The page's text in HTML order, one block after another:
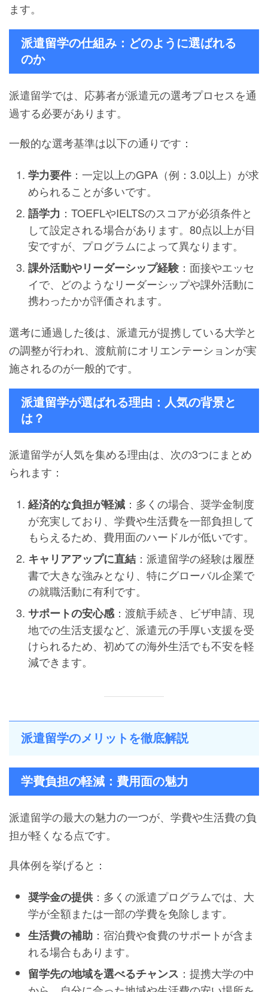
ます。
派遣留学の仕組み：どのように選ばれる
のか
派遣留学では、応募者が派遣元の選考プロセスを通
過する必要があります。
一般的な選考基準は以下の通りです：
学力要件：一定以上のGPA（例：3.0以上）が求
められることが多いです。
語学力 ：TOEFLやIELTSのスコアが必須条件と
して設定される場合があります。80点以上が目
安ですが、プログラムによって異なります。
課外活動やリーダーシップ経験 ：面接やエッセ
イで、どのようなリーダーシップや課外活動に
携わったかが評価されます。
選考に通過した後は、派遣元が提携している大学と
の調整が行われ、渡航前にオリエンテーションが実
施されるのが一般的です。
派遣留学が選ばれる理由：人気の背景と
は？
派遣留学が人気を集める理由は、次の3つにまとめ
られます：
経済的な負担が軽減 ：多くの場合、奨学金制度
が充実しており、学費や生活費を一部負担して
もらえるため、費用面のハードルが低いです。
キャリアアップに直結 ：派遣留学の経験は履歴
書で大きな強みとなり、特にグローバル企業で
の就職活動に有利です。
サポートの安心感 ：渡航手続き、ビザ申請、現
地での生活支援など、派遣元の手厚い支援を受
けられるため、初めての海外生活でも不安を軽
減できます。
派遣留学のメリットを徹底解説
学費負担の軽減：費用面の魅力
派遣留学の最大の魅力の一つが、学費や生活費の負
担が軽くなる点です。
具体例を挙げると：
奨学金の提供 ：多くの派遣プログラムでは、大
学が全額または一部の学費を免除します。
生活費の補助 ：宿泊費や食費のサポートが含ま
れる場合もあります。
留学先の地域を選べるチャンス ：提携大学の中